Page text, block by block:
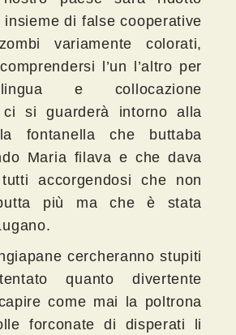
insieme di false cooperative
variamente colorati,
l’un l’altro per
e collocazione
ci si guarderà intorno alla
fontanella che buttaba
Maria filava e che dava
accorgendosi che non
più ma che è stata
cercheranno stupiti
quanto divertente
come mai la poltrona
forconate di disperati li